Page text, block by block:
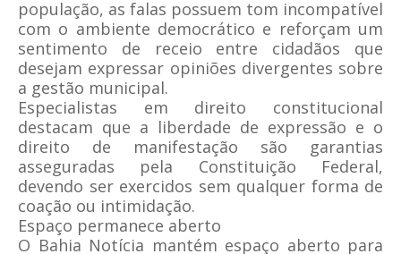
população, as falas possuem tom incompatível
com o ambiente democrático e reforçam um
sentimento de receio entre cidadãos que
desejam expressar opiniões divergentes sobre
a gestão municipal.
Especialistas em direito constitucional
destacam que a liberdade de expressão e o
direito de manifestação são garantias
asseguradas pela Constituição Federal,
devendo ser exercidos sem qualquer forma de
coação ou intimidação.
Espaço permanece aberto
O Bahia Notícia mantém espaço aberto para